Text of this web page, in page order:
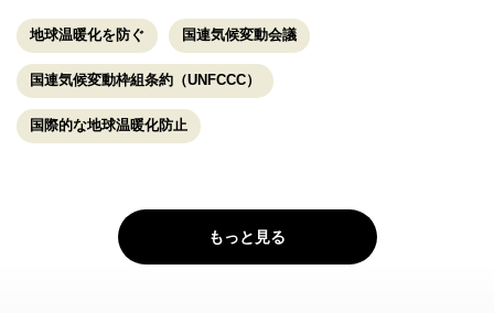
地球温暖化を防ぐ 国連気候変動会議
国連気候変動枠組条約（UNFCCC）
国際的な地球温暖化防止
もっと見る